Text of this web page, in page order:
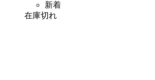
新着
在庫切れ